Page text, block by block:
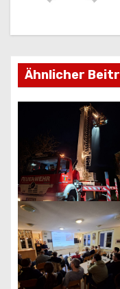
g
s
n
v
i
g
a
t
Ähnlicher